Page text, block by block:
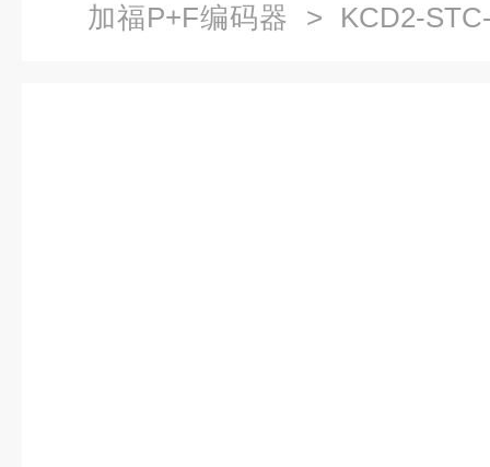
加福P+F编码器 > KCD2-